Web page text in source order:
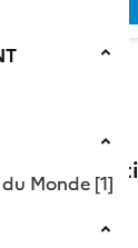
Monde
Monde [1]